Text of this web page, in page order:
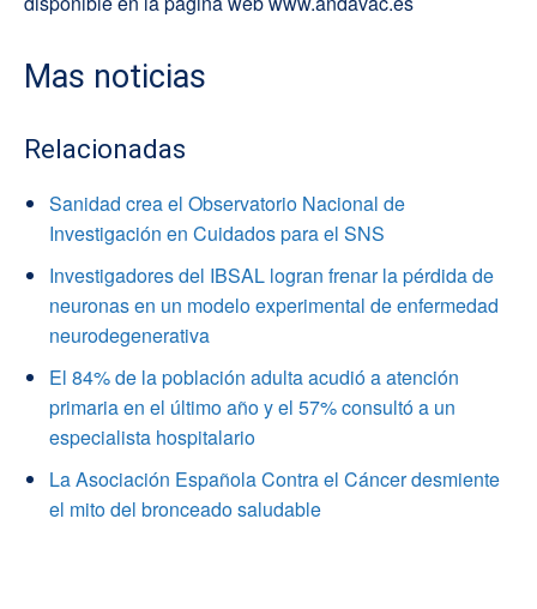
Mas noticias
Relacionadas
Sanidad crea el Observatorio Nacional de
Investigación en Cuidados para el SNS
Investigadores del IBSAL logran frenar la pérdida de
neuronas en un modelo experimental de enfermedad
neurodegenerativa
El 84% de la población adulta acudió a atención
primaria en el último año y el 57% consultó a un
especialista hospitalario
La Asociación Española Contra el Cáncer desmiente
el mito del bronceado saludable